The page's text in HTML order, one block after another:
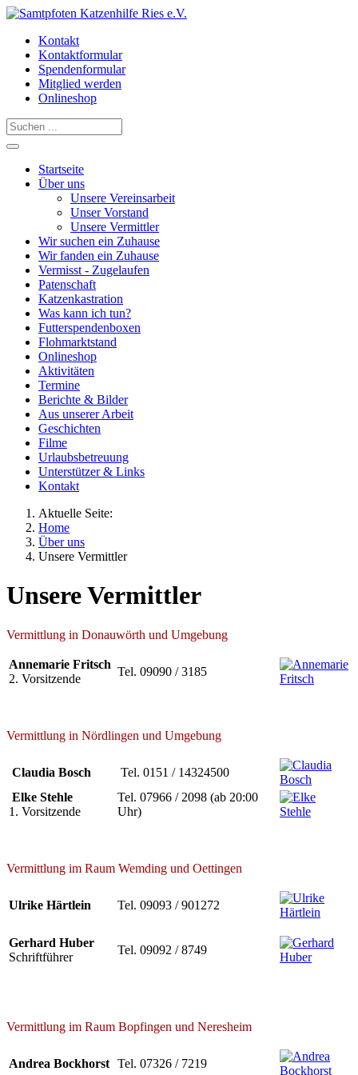
Kontakt
Kontaktformular
Spendenformular
Mitglied werden
Onlineshop
Startseite
Über uns
Unsere Vereinsarbeit
Unser Vorstand
Unsere Vermittler
Wir suchen ein Zuhause
Wir fanden ein Zuhause
Vermisst - Zugelaufen
Patenschaft
Katzenkastration
Was kann ich tun?
Futterspendenboxen
Flohmarktstand
Onlineshop
Aktivitäten
Termine
Berichte & Bilder
Aus unserer Arbeit
Geschichten
Filme
Urlaubsbetreuung
Unterstützer & Links
Kontakt
Aktuelle Seite:
Home
Über uns
Unsere Vermittler
Unsere Vermittler
Vermittlung in Donauwörth und Umgebung
Annemarie Fritsch
2. Vorsitzende
Tel. 09090 / 3185
Vermittlung in Nördlingen und Umgebung
Claudia Bosch
Tel. 0151 / 14324500
Elke Stehle
1. Vorsitzende
Tel. 07966 / 2098 (ab 20:00
Uhr)
Vermittlung im Raum Wemding und Oettingen
Ulrike Härtlein Tel. 09093 / 901272
Gerhard Huber
Schriftführer
Tel. 09092 / 8749
Vermittlung im Raum Bopfingen und Neresheim
Andrea Bockhorst Tel. 07326 / 7219